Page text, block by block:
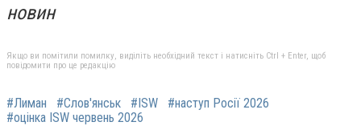
новин
Якщо ви помітили помилку, виділіть необхідний текст і натисніть Ctrl + Enter, щоб
повідомити про це редакцію
#Лиман #Слов'янськ #ISW
#наступ Росії 2026
#оцінка ISW червень 2026